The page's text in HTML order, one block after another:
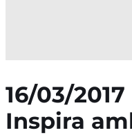
16/03/
Inspira